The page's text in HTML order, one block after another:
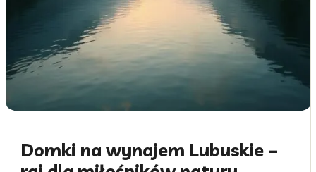
Domki na wynajem Lubuskie –